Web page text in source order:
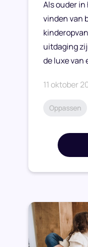
Als ouder
vinden van
uitdaging
de luxe van
11 oktober
Oppassen